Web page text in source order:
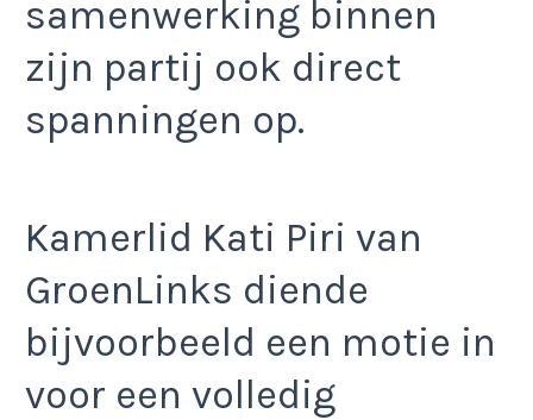
samenwerking binnen
zijn partij ook direct
spanningen op.
Kamerlid Kati Piri van
GroenLinks diende
bijvoorbeeld een motie in
voor een volledig